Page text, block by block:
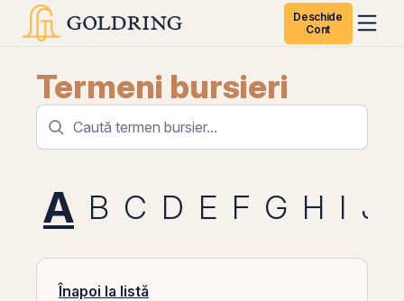
Deschide
Cont
Termeni bursieri
A B C D E F G H I J
Înapoi la listă